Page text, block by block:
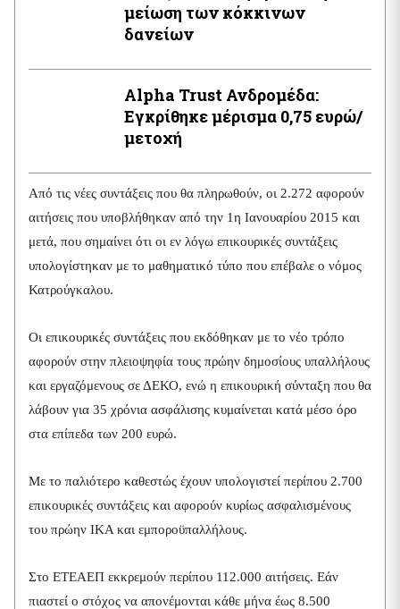
μείωση των κόκκινων
δανείων
Alpha Trust Ανδρομέδα:
Εγκρίθηκε μέρισμα 0,75 ευρώ/
μετοχή
Από τις νέες συντάξεις που θα πληρωθούν, οι 2.272 αφορούν
αιτήσεις που υποβλήθηκαν από την 1η Ιανουαρίου 2015 και
μετά, που σημαίνει ότι οι εν λόγω επικουρικές συντάξεις
υπολογίστηκαν με το μαθηματικό τύπο που επέβαλε ο νόμος
Κατρούγκαλου.
Οι επικουρικές συντάξεις που εκδόθηκαν με το νέο τρόπο
αφορούν στην πλειοψηφία τους πρώην δημοσίους υπαλλήλους
και εργαζόμενους σε ΔΕΚΟ, ενώ η επικουρική σύνταξη που θα
λάβουν για 35 χρόνια ασφάλισης κυμαίνεται κατά μέσο όρο
στα επίπεδα των 200 ευρώ.
Με το παλιότερο καθεστώς έχουν υπολογιστεί περίπου 2.700
επικουρικές συντάξεις και αφορούν κυρίως ασφαλισμένους
του πρώην ΙΚΑ και εμποροϋπαλλήλους.
Στο ΕΤΕΑΕΠ εκκρεμούν περίπου 112.000 αιτήσεις. Εάν
πιαστεί ο στόχος να απονέμονται κάθε μήνα έως 8.500